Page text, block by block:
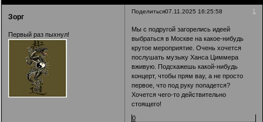
Поделиться 1
07.11.2025 16:25:58
Зорг
Первый раз пыхнул!
Мы с подругой загорелись идеей
выбраться в Москве на какое-нибудь
крутое мероприятие. Очень хочется
послушать музыку Ханса Циммера
вживую. Подскажешь какой-нибудь
концерт, чтобы прям вау, а не просто
первое, что под руку попадется?
Хочется чего-то действительно
стоящего!
0